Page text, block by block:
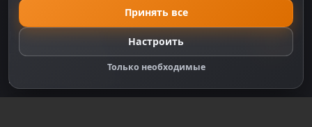
Настройки cookie
Правообладателям
Правила сообщества
Принять все
Настроить
Только необходимые